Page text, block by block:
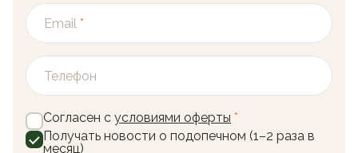
Email *
Телефон
Согласен с условиями оферты *
Получать новости о подопечном (1–2 раза в
месяц)